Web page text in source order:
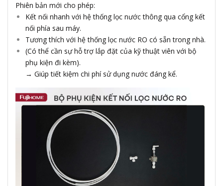
Phiên bản mới cho phép:
Kết nối nhanh với hệ thống lọc nước thông qua cổng kết
nối phía sau máy.
Tương thích với hệ thống lọc nước RO có sẵn trong nhà.
(Có thể cần sự hỗ trợ lắp đặt của kỹ thuật viên với bộ
phụ kiện đi kèm).
→ Giúp tiết kiệm chi phí sử dụng nước đáng kể.